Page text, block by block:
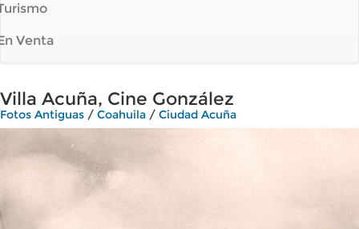
Venta
Villa Acuña, Cine González
Fotos Antiguas / Coahuila / Ciudad Acuña